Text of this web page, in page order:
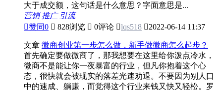
大于成交额，这句话是什么意思？字面意思是...
营销 推广 引流
赞同0  828浏览  0评论 lqs518 2022-06-14 11:37
文章 微商创业第一步怎么做，新手做微商怎么起步？
首先确定要做微商了，那我想要在这里给你泼点冷水，
微商不是能让你一夜暴富的行业，但凡你抱着这个心
态，很快就会被现实的落差光速劝退。不要因为别人口
中的速成、躺赚，而觉得这个行业来钱又快又轻松。罗